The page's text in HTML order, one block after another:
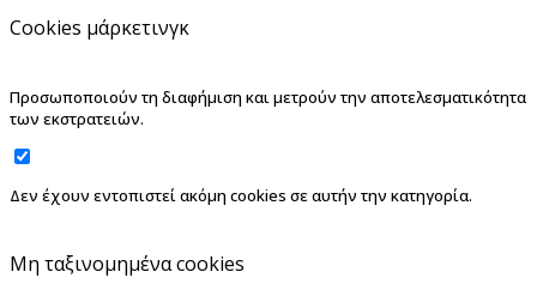
Cookies μάρκετινγκ
Προσωποποιούν τη διαφήμιση και μετρούν την αποτελεσματικότητα
των εκστρατειών.
Δεν έχουν εντοπιστεί ακόμη cookies σε αυτήν την κατηγορία.
Μη ταξινομημένα cookies